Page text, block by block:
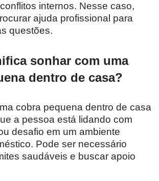
internos. Nesse caso,
ajuda profissional para
questões.
sonhar com uma
dentro de casa?
cobra pequena dentro de casa
a pessoa está lidando com
desafio em um ambiente
Pode ser necessário
saudáveis e buscar apoio